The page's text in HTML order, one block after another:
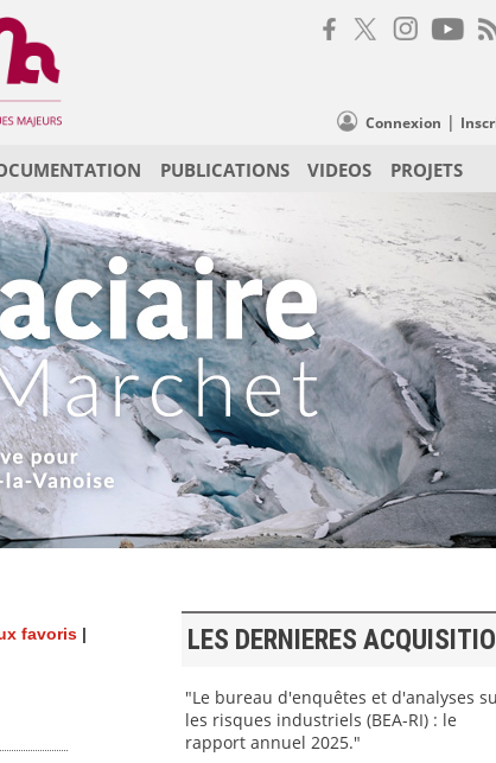
Connexion |
PUBLICATIONS VIDEOS PROJETS
favoris | LES DERNIERES
"Le bureau d'enquêtes et d'analyses
les risques industriels (BEA-RI) : le
rapport annuel 2025."